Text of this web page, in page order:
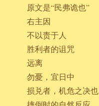
原文是“民弗诡也”
右主因
不以责于人
胜利者的诅咒
远离
勿憂，宜日中
损兑者，机危之决也